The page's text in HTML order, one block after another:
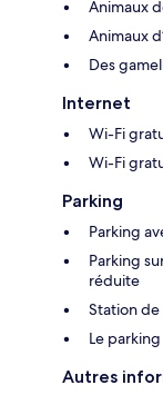
Animaux
Animaux
Des
Internet
Wi-Fi
Wi-Fi
Parking
Parking
Parking
réduite
Station
Le
Autres